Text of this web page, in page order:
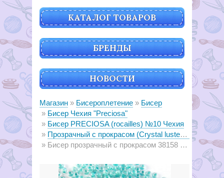
КАТАЛОГ ТОВАРОВ
БРЕНДЫ
НОВОСТИ
Магазин Бисероплетение
Бисер
Бисер Чехия "Preciosa"
Бисер PRECIOSA (rocailles) №10 Чехия
Прозрачный с прокрасом (Crystal lustered and color lined)
Бисер прозрачный с прокрасом 38158 (светлая морская волна)